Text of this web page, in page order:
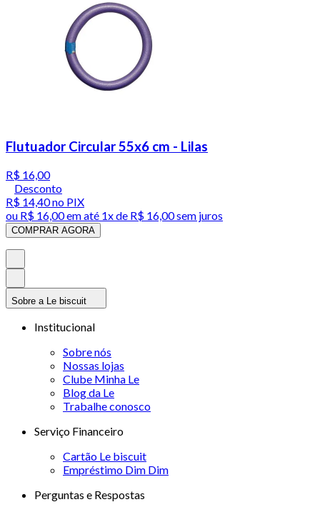
Flutuador Circular 55x6 cm - Lilas
R$ 16,00
Desconto
R$ 14,40no PIX
ou R$ 16,00em até 1x de R$ 16,00sem juros
COMPRAR AGORA
Sobre a Le biscuit
Institucional
Sobre nós
Nossas lojas
Clube Minha Le
Blog da Le
Trabalhe conosco
Serviço Financeiro
Cartão Le biscuit
Empréstimo Dim Dim
Perguntas e Respostas